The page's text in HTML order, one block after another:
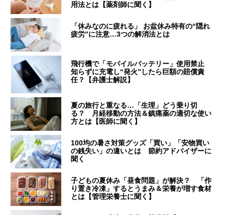
用法とは【薬剤師に聞く】
「休みなのに疲れる」 お盆休み特有の“隠れ
疲労”に注意…3つの解消法とは
飛行機で「モバイルバッテリー」使用禁止
知らずに充電し“発火”したら巨額の賠償責
任？【弁護士解説】
夏の旅行と重なる…「生理」どう乗り切
る？ 月経移動の方法＆鎮痛薬の適切な使い
方とは【医師に聞く】
100均の暑さ対策グッズ「買い」「安物買い
の銭失い」の違いとは 節約アドバイザーに
聞く
子どもの夏休み「昼食問題」が解決？ 「作
り置き冷凍」するとうまみ＆栄養が増す食材
とは【管理栄養士に聞く】